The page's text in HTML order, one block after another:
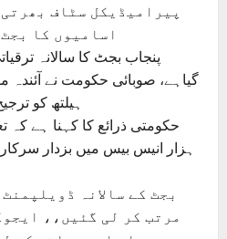
پیرامیڈیکل سٹاف
اسامیوں کا
پنجاب بجٹ کا سالانہ
گیاہے، صوبائی حکومت نے آئندہ
ہیلتھ کو
حکومتی ذرائع کا کہنا ہے کہ
ہزار انیس بیس میں بزدار
بجٹ کے سالانہ
مرتب کر لی گئیں،،